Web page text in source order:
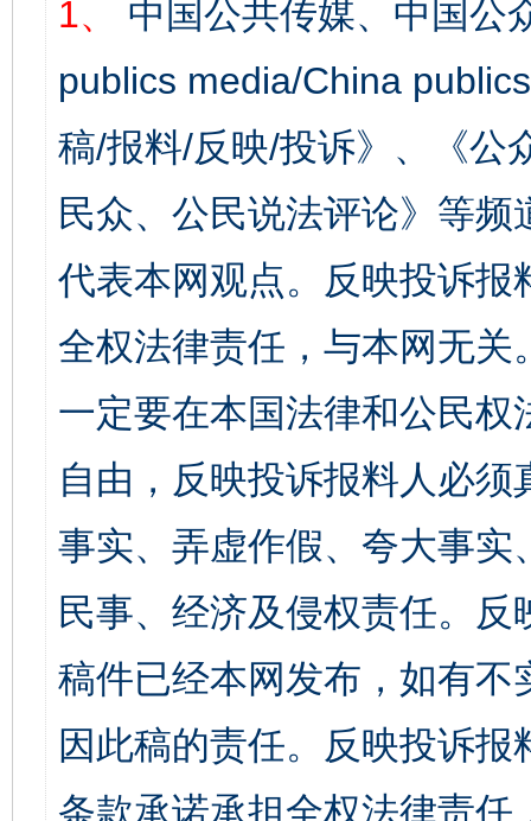
1、
中国公共传媒、中国公
publics media/China
稿/报料/反映/投诉》、《公
民众、公民说法评论》等
代表本网观点。反映投诉
全权法律责任，与本网无
一定要在本国法律和公民
自由，反映投诉报料人必
事实、弄虚作假、夸大事
民事、经济及侵权责任。
稿件已经本网发布，如有
因此稿的责任。反映投诉
条款承诺承担全权法律责